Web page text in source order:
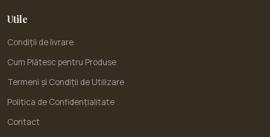
Utile
Condiții de livrare
Cum Plătesc pentru Produse
Termeni și Condiții de Utilizare
Politica de Confidențialitate
Contact